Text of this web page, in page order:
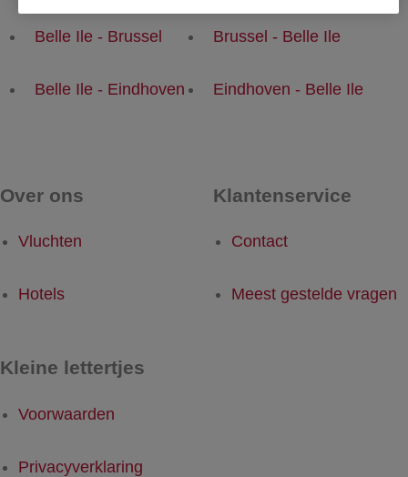
Belle Ile - Brussel Brussel - Belle Ile
Belle Ile - Eindhoven Eindhoven - Belle Ile
Over ons
Vluchten
Hotels
Klantenservice
Contact
Meest gestelde vragen
Kleine lettertjes
Voorwaarden
Privacyverklaring